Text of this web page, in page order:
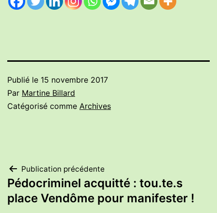
Publié le 15 novembre 2017
Par Martine Billard
Catégorisé comme Archives
Navigation
de
Publication précédente
Pédocriminel acquitté : tou.te.s
place Vendôme pour manifester !